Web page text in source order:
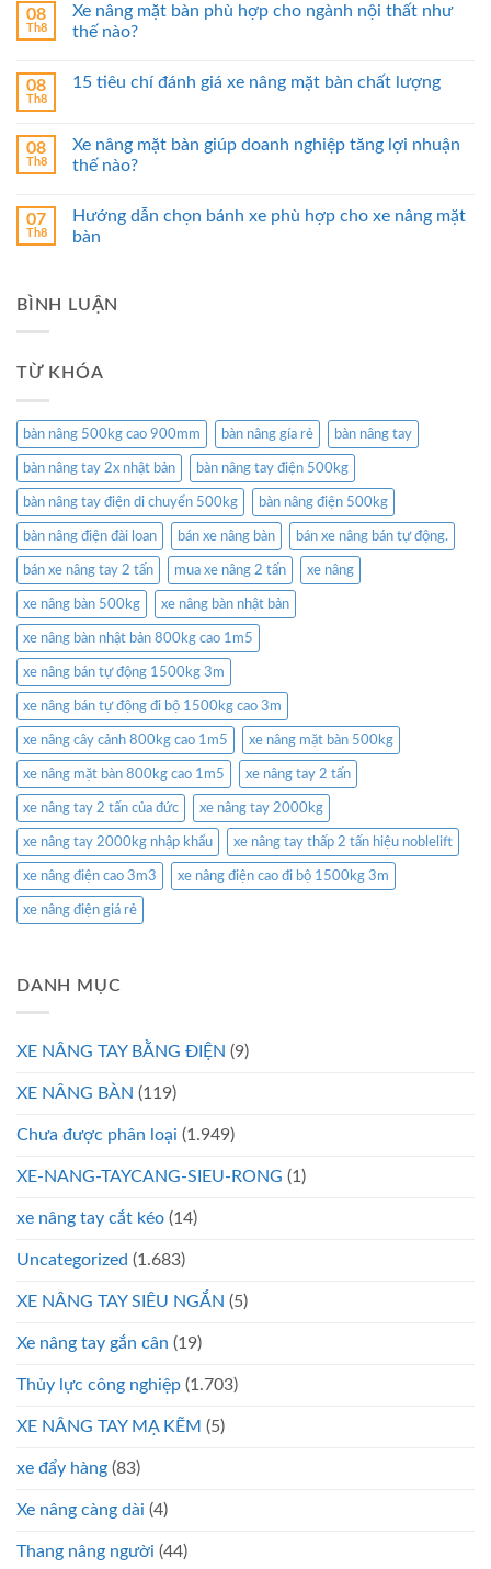
08
Th8
Xe nâng mặt bàn phù hợp cho ngành nội thất như
thế nào?
08
Th8
15 tiêu chí đánh giá xe nâng mặt bàn chất lượng
08
Th8
Xe nâng mặt bàn giúp doanh nghiệp tăng lợi nhuận
thế nào?
07
Th8
Hướng dẫn chọn bánh xe phù hợp cho xe nâng mặt
bàn
BÌNH LUẬN
TỪ KHÓA
bàn nâng 500kg cao 900mm bàn nâng gía rẻ bàn nâng tay
bàn nâng tay 2x nhật bản bàn nâng tay điện 500kg
bàn nâng tay điện di chuyển 500kg bàn nâng điện 500kg
bàn nâng điện đài loan bán xe nâng bàn bán xe nâng bán tự động.
bán xe nâng tay 2 tấn mua xe nâng 2 tấn xe nâng
xe nâng bàn 500kg xe nâng bàn nhật bản
xe nâng bàn nhật bản 800kg cao 1m5
xe nâng bán tự động 1500kg 3m
xe nâng bán tự động đi bộ 1500kg cao 3m
xe nâng cây cảnh 800kg cao 1m5 xe nâng mặt bàn 500kg
xe nâng mặt bàn 800kg cao 1m5 xe nâng tay 2 tấn
xe nâng tay 2 tấn của đức xe nâng tay 2000kg
xe nâng tay 2000kg nhập khẩu xe nâng tay thấp 2 tấn hiệu noblelift
xe nâng điện cao 3m3 xe nâng điện cao đi bộ 1500kg 3m
xe nâng điện giá rẻ
DANH MỤC
XE NÂNG TAY BẰNG ĐIỆN (9)
XE NÂNG BÀN (119)
Chưa được phân loại (1.949)
XE-NANG-TAYCANG-SIEU-RONG (1)
xe nâng tay cắt kéo (14)
Uncategorized (1.683)
XE NÂNG TAY SIÊU NGẮN (5)
Xe nâng tay gắn cân (19)
Thủy lực công nghiệp (1.703)
XE NÂNG TAY MẠ KẼM (5)
xe đẩy hàng (83)
Xe nâng càng dài (4)
Thang nâng người (44)